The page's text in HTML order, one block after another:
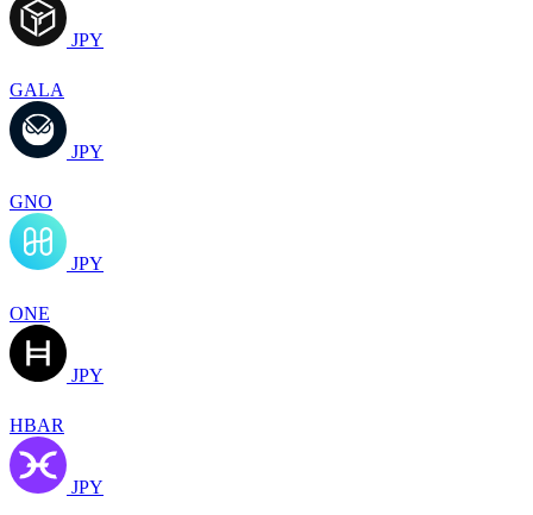
JPY
GALA
JPY
GNO
JPY
ONE
JPY
HBAR
JPY